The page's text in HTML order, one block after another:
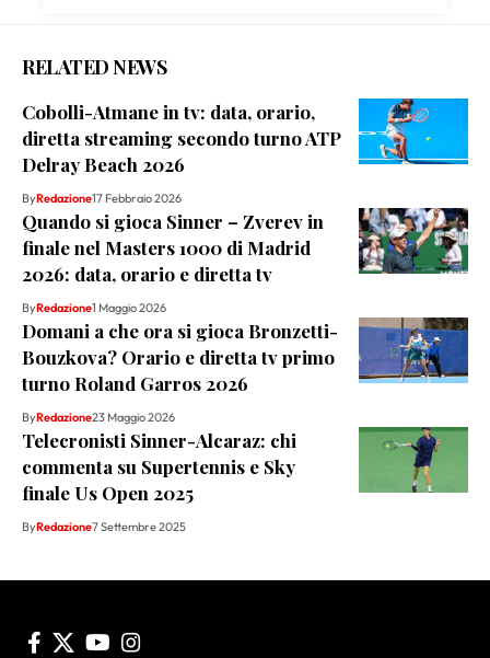
RELATED NEWS
Cobolli-Atmane in tv: data, orario,
diretta streaming secondo turno ATP
Delray Beach 2026
ByRedazione17 Febbraio 2026
Quando si gioca Sinner – Zverev in
finale nel Masters 1000 di Madrid
2026: data, orario e diretta tv
ByRedazione1 Maggio 2026
Domani a che ora si gioca Bronzetti-
Bouzkova? Orario e diretta tv primo
turno Roland Garros 2026
ByRedazione23 Maggio 2026
Telecronisti Sinner-Alcaraz: chi
commenta su Supertennis e Sky
finale Us Open 2025
ByRedazione7 Settembre 2025